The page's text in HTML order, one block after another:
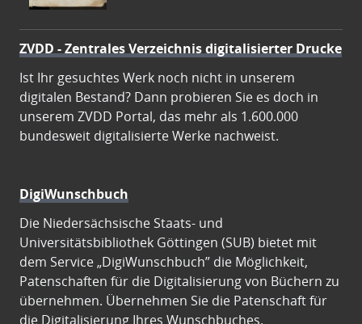
ZVDD - Zentrales Verzeichnis digitalisierter Drucke
Ist Ihr gesuchtes Werk noch nicht in unserem
digitalen Bestand? Dann probieren Sie es doch in
unserem ZVDD Portal, das mehr als 1.600.000
bundesweit digitalisierte Werke nachweist.
DigiWunschbuch
Die Niedersächsische Staats- und
Universitätsbibliothek Göttingen (SUB) bietet mit
dem Service „DigiWunschbuch” die Möglichkeit,
Patenschaften für die Digitalisierung von Büchern zu
übernehmen. Übernehmen Sie die Patenschaft für
die Digitalisierung Ihres Wunschbuches.